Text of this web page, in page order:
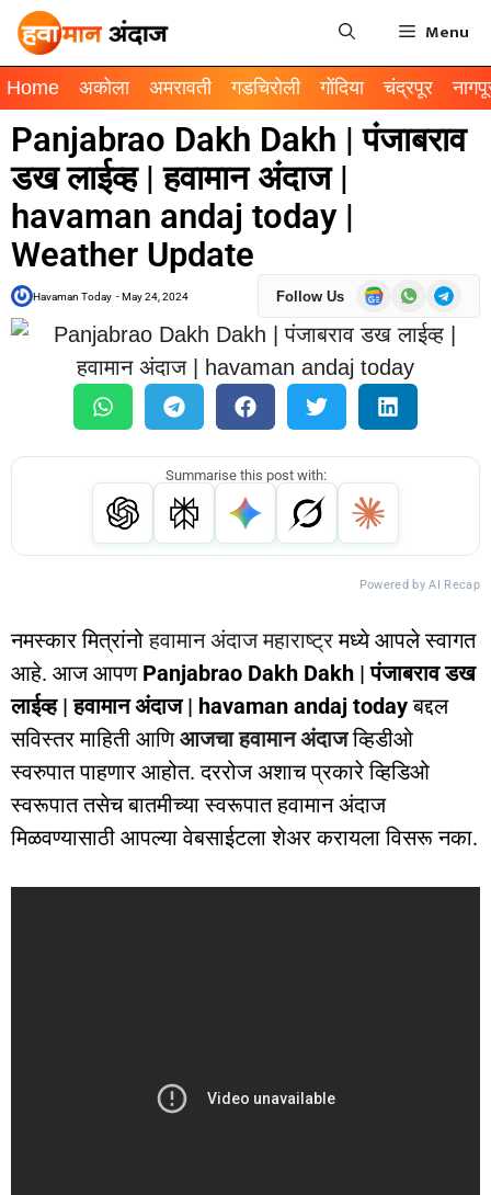
Menu
Home अकोला अमरावती गडचिरोली गोंदिया चंद्रपूर
Panjabrao Dakh Dakh | पंजाबराव
डख लाईव्ह | हवामान अंदाज |
havaman andaj today |
Weather Update
Havaman Today -May 24, 2024 Follow Us
Summarise this post with:
Powered by AI Recap
नमस्कार मित्रांनोहवामान अंदाज महाराष्ट्रमध्ये आपले स्वागत
आहे. आज आपण Panjabrao Dakh Dakh | पंजाबराव डख
लाईव्ह | हवामान अंदाज | havaman andaj todayबद्दल
सविस्तर माहिती आणिआजचा हवामान अंदाजव्हिडीओ
स्वरुपात पाहणार आहोत. दररोज अशाच प्रकारे व्हिडिओ
स्वरूपात तसेच बातमीच्या स्वरूपात हवामान अंदाज
मिळवण्यासाठी आपल्या वेबसाईटला शेअर करायला विसरू नका.